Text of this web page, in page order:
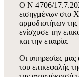
Ο Ν 4706/
εισηγμένων στο
αρμοδιοτήτων
ενίσχυσε την
και την εταιρία.
Οι υπηρεσίες
του επικεφαλής